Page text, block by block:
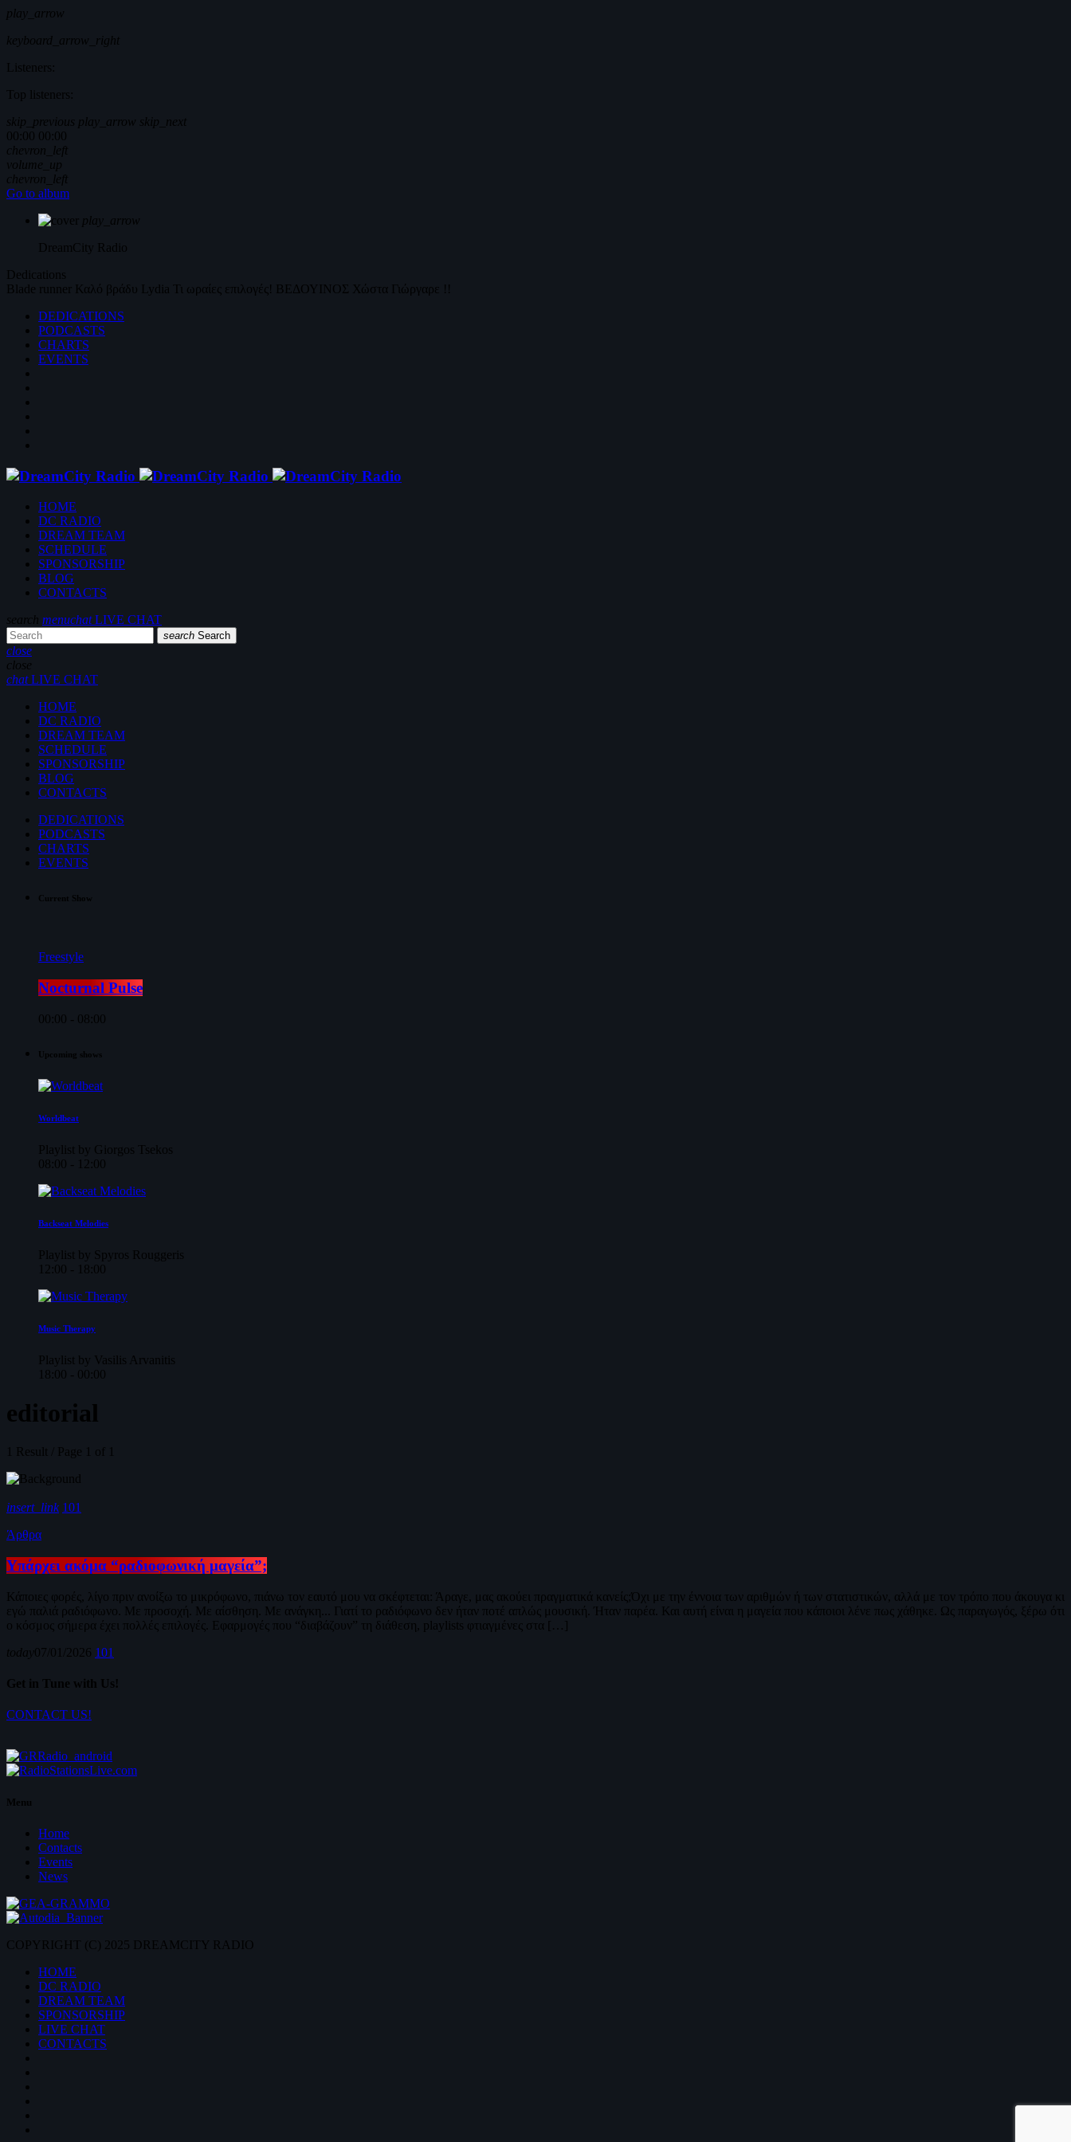
play_arrow
keyboard_arrow_right
Listeners:
Top listeners:
skip_previous play_arrow skip_next
00:00 00:00
chevron_left
volume_up
chevron_left
Go to album
play_arrow
DreamCity Radio
Dedications
Blade runner Καλό βράδυ Lydia Τι ωραίες επιλογές! ΒΕΔΟΥΙΝΟΣ Χώστα Γιώργαρε !!
DEDICATIONS
PODCASTS
CHARTS
EVENTS
HOME
DC RADIO
DREAM TEAM
SCHEDULE
SPONSORSHIP
BLOG
CONTACTS
search menuchatLIVE CHAT
search Search
close
close
chatLIVE CHAT
HOME
DC RADIO
DREAM TEAM
SCHEDULE
SPONSORSHIP
BLOG
CONTACTS
DEDICATIONS
PODCASTS
CHARTS
EVENTS
Current Show
Freestyle
Nocturnal Pulse
00:00 - 08:00
Upcoming shows
Worldbeat
Playlist by Giorgos Tsekos
08:00 - 12:00
Backseat Melodies
Playlist by Spyros Rouggeris
12:00 - 18:00
Music Therapy
Playlist by Vasilis Arvanitis
18:00 - 00:00
editorial
1 Result / Page 1 of 1
insert_link 101
Άρθρα
Υπάρχει ακόμα “ραδιοφωνική μαγεία”;
Κάποιες φορές, λίγο πριν ανοίξω το μικρόφωνο, πιάνω τον εαυτό μου να σκέφτεται: Άραγε, μας ακούει πραγματικά κανείς;Όχι με την έννοια των αριθμών ή των στατιστικών, αλλά με τον τρόπο που άκουγα κι
εγώ παλιά ραδιόφωνο. Με προσοχή. Με αίσθηση. Με ανάγκη... Γιατί το ραδιόφωνο δεν ήταν ποτέ απλώς μουσική. Ήταν παρέα. Και αυτή είναι η μαγεία που κάποιοι λένε πως χάθηκε. Ως παραγωγός, ξέρω ότι
ο κόσμος σήμερα έχει πολλές επιλογές. Εφαρμογές που “διαβάζουν” τη διάθεση, playlists φτιαγμένες στα […]
today07/01/2026 101
Get in Tune with Us!
CONTACT US!
Menu
Home
Contacts
Events
News
COPYRIGHT (C) 2025 DREAMCITY RADIO
HOME
DC RADIO
DREAM TEAM
SPONSORSHIP
LIVE CHAT
CONTACTS